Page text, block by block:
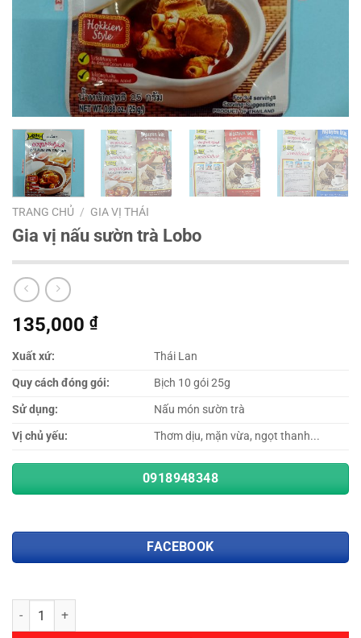
TRANG CHỦ / GIA VỊ THÁI
Gia vị nấu sườn trà Lobo
135,000 ₫
Xuất xứ:
Thái Lan
Quy cách đóng gói:
Bịch 10 gói 25g
Sử dụng:
Nấu món sườn trà
Vị chủ yếu:
Thơm dịu, mặn vừa, ngọt thanh...
0918948348
FACEBOOK
Số lượng